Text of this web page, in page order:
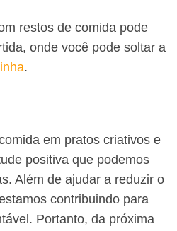
restos de comida pode
onde você pode soltar a
.
em pratos criativos e
positiva que podemos
Além de ajudar a reduzir o
contribuindo para
Portanto, da próxima